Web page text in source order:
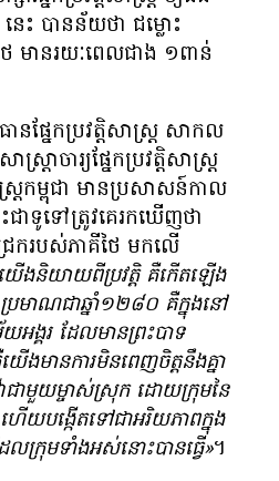
ះ បាន​ន័យ​ថា ជម្លោះ​
ៃ មាន​រយៈពេល​ជាង ១ពាន់​
ផ្នែក​ប្រវត្តិសាស្ត្រ សាកល
រាចារ្យ​ផ្នែក​ប្រវត្តិសាស្ត្រ​
រ​កម្ពុជា មាន​ប្រសាសន៍​កាល​
ះ​ជា​ទូទៅ​ត្រូវ​គេ​រក​ឃើញ​ថា
ែក​របស់​ភាគី​ថៃ មក​លើ​
ើង​និយាយ​ពី​ប្រវត្តិ គឺ​កើត​ឡើង​
មាណ​ជា​ឆ្នាំ​១២៨០ គឺ​ក្នុង​នៅ​
ង្គរ ដែល​មាន​ព្រះបាទ
មាន​ការ​មិន​ពេញ​ចិត្ត​នឹង​គ្នា
ជាមួយ​ម្ចាស់​ស្រុក ដោយ​ក្រុម​នៃ​
បង្កើត​ទៅ​ជា​អរិយភាព​ក្នុង​
ែល​ក្រុម​ទាំង​អស់​នោះ​បាន​ធ្វើ»។